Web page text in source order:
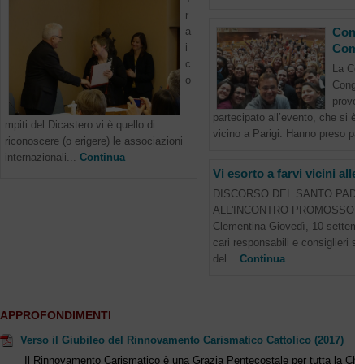
r
a
i
c
o
mpiti del Dicastero vi è quello di
riconoscere (o erigere) le associazioni
internazionali... Continua
La
partecipato all’evento, che si
vicino a Parigi. Hanno preso
Vi esorto a farvi vicini
DISCORSO DEL SANTO
ALL'INCONTRO
Clementina Giovedì, 10
cari responsabili e consiglieri
del... Continua
APPROFONDIMENTI
Verso il Giubileo del Rinnovamento Carismatico Cattolico (2017)
Il Rinnovamento Carismatico è una Grazia Pentecostale per tutta la